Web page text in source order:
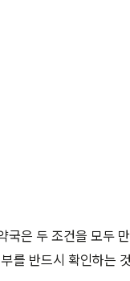
은 두 조건을 모두
를 반드시 확인하는